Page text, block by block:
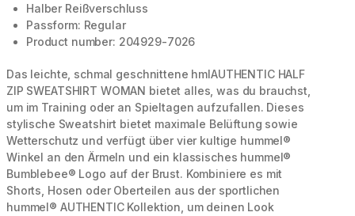
Halber Reißverschluss
Passform: Regular
Product number: 204929-7026
Das leichte, schmal geschnittene hmlAUTHENTIC HALF
ZIP SWEATSHIRT WOMAN bietet alles, was du brauchst,
um im Training oder an Spieltagen aufzufallen. Dieses
stylische Sweatshirt bietet maximale Belüftung sowie
Wetterschutz und verfügt über vier kultige hummel®
Winkel an den Ärmeln und ein klassisches hummel®
Bumblebee® Logo auf der Brust. Kombiniere es mit
Shorts, Hosen oder Oberteilen aus der sportlichen
hummel® AUTHENTIC Kollektion, um deinen Look